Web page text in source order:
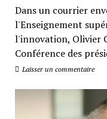
Dans un courrier
l'Enseignement
l'innovation, Olivier
Conférence des
Laisser un commentaire